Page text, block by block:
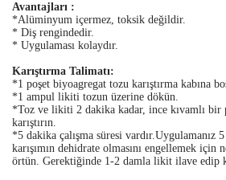
Avantajları :
*Alüminyum içermez, toksik değildir.
* Diş rengindedir.
* Uygulaması kolaydır.
Karıştırma Talimatı:
*1 poşet biyoagregat tozu karıştırma kabına
*1 ampul likiti tozun üzerine dökün.
*Toz ve likiti 2 dakika kadar, ince kıvamlı bir
karıştırın.
*5 dakika çalışma süresi vardır.Uygulamanız
karışımın dehidrate olmasını engellemek
örtün. Gerektiğinde 1-2 damla likit ilave edip